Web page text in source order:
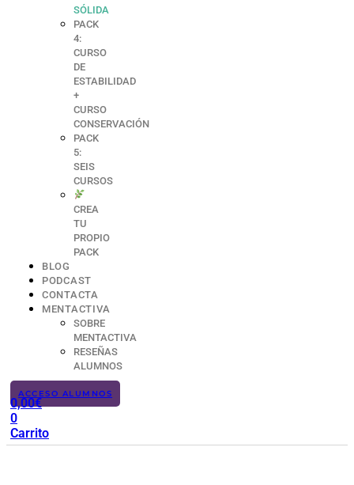
SÓLIDA
PACK
4:
CURSO
DE
ESTABILIDAD
+
CURSO
CONSERVACIÓN
PACK
5:
SEIS
CURSOS
CREA
TU
PROPIO
PACK
BLOG
PODCAST
CONTACTA
MENTACTIVA
SOBRE
MENTACTIVA
RESEÑAS
ALUMNOS
ACCESO ALUMNOS
0,00€
0
Carrito